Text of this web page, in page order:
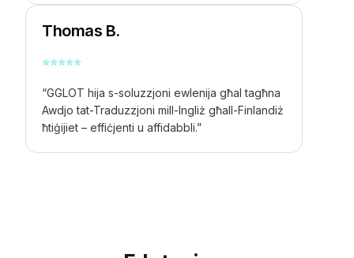
Thomas B.
⭐⭐⭐⭐⭐
“GGLOT hija s-soluzzjoni ewlenija għal tagħna
Awdjo tat-Traduzzjoni mill-Ingliż għall-Finlandiż
ħtiġijiet – effiċjenti u affidabbli.”